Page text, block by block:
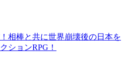
相棒と共に世界崩壊後の日本を
ションRPG！